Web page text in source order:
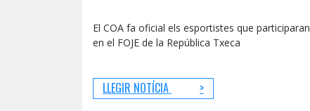
El COA fa oficial els esportistes que participaran
en el FOJE de la República Txeca
LLEGIR NOTÍCIA >